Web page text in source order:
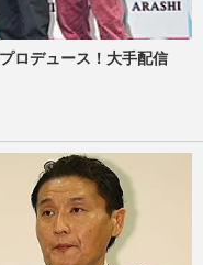
ロデュース！大手配信